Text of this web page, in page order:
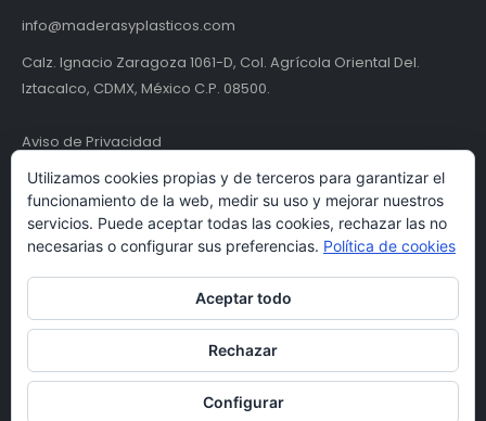
info@maderasyplasticos.com
Calz. Ignacio Zaragoza 1061-D, Col. Agrícola Oriental Del.
Iztacalco, CDMX, México C.P. 08500.
Aviso de Privacidad
Términos y condiciones
© Maderas y Plásticos S.A. de C.V. | MYPSA 2024. Todos los derechos
Utilizamos cookies propias y de terceros para garantizar el
funcionamiento de la web, medir su uso y mejorar nuestros
servicios. Puede aceptar todas las cookies, rechazar las no
necesarias o configurar sus preferencias. Política de cookies
Aceptar todo
Rechazar
Configurar